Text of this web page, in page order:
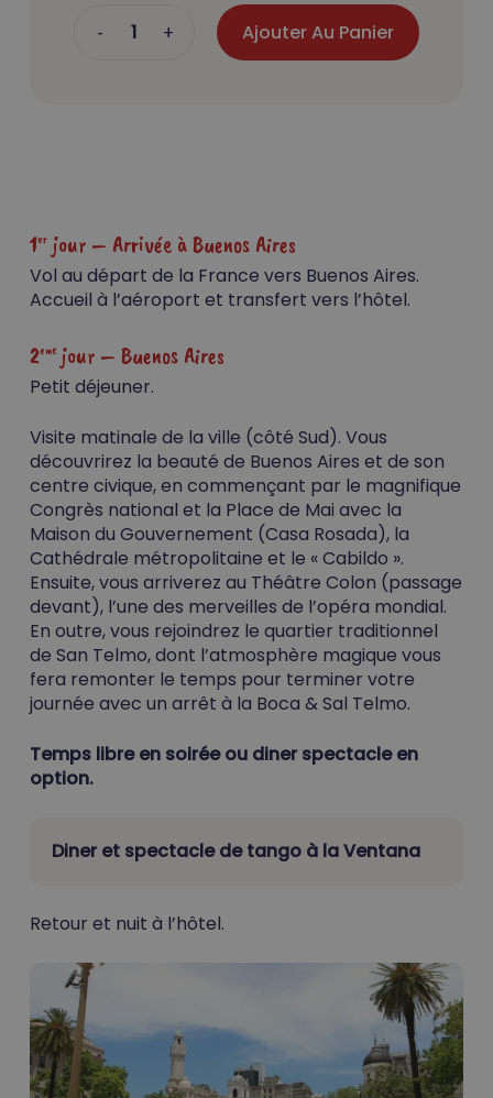
Ajouter Au Panier
1erjour – Arrivée à Buenos Aires
Vol au départ de la France vers Buenos Aires.
Accueil à l’aéroport et transfert vers l’hôtel.
2emejour – Buenos Aires
Petit déjeuner.
Visite matinale de la ville (côté Sud). Vous
découvrirez la beauté de Buenos Aires et de son
centre civique, en commençant par le magnifique
Congrès national et la Place de Mai avec la
Maison du Gouvernement (Casa Rosada), la
Cathédrale métropolitaine et le « Cabildo ».
Ensuite, vous arriverez au Théâtre Colon (passage
devant), l’une des merveilles de l’opéra mondial.
En outre, vous rejoindrez le quartier traditionnel
de San Telmo, dont l’atmosphère magique vous
fera remonter le temps pour terminer votre
journée avec un arrêt à la Boca & Sal Telmo.
Temps libre en soirée ou diner spectacle en
option.
Diner et spectacle de tango à la Ventana
Retour et nuit à l’hôtel.